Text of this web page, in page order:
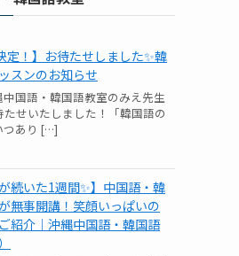
定！】お待たせしました✨韓
スンのお知らせ
国語・韓国語教室のみえ先生
せいたしました！「韓国語の
つあり […]
続いた1週間✨】中国語・韓
無事開講！笑顔いっぱいの
紹介｜沖縄中国語・韓国語